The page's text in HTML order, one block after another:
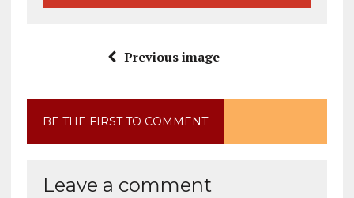
Previous image
BE THE FIRST TO COMMENT
Leave a comment